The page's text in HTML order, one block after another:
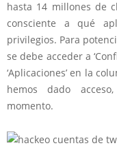
hasta 14 millones de
consciente a qué
privilegios. Para
se debe acceder a
‘Aplicaciones’ en la
hemos dado
momento.